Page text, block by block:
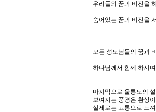
우리들의 꿈과 비전을
숨어있는 꿈과 비전을
모든 성도님들의 꿈과
하나님께서 함께 하시
마지막으로 울릉도의
보여지는 풍경은 환상
실제로는 고통으로 느